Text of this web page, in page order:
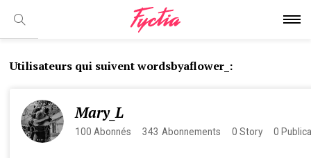
Utilisateurs qui suivent wordsbyaflower_:
Mary_L
100 Abonnés 343 Abonnements 0 Story 0